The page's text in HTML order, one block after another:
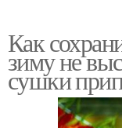
Как
зиму не
сушки